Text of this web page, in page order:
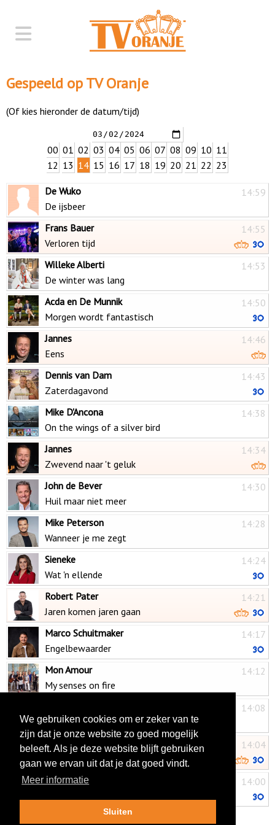
Gespeeld op TV Oranje
(Of kies hieronder de datum/tijd)
00 01 02 03 04 05 06 07 08 09 10 11
12 13 14 15 16 17 18 19 20 21 22 23
14:59
De Wuko
De ijsbeer
14:55
Frans Bauer
Verloren tijd
14:53
Willeke Alberti
De winter was lang
14:50
Acda en De Munnik
Morgen wordt fantastisch
14:46
Jannes
Eens
14:43
Dennis van Dam
Zaterdagavond
14:38
Mike D'Ancona
On the wings of a silver bird
14:34
Jannes
Zwevend naar 't geluk
14:30
John de Bever
Huil maar niet meer
14:28
Mike Peterson
Wanneer je me zegt
14:24
Sieneke
Wat 'n ellende
14:21
Robert Pater
Jaren komen jaren gaan
14:17
Marco Schuitmaker
Engelbewaarder
14:12
Mon Amour
My senses on fire
14:08
't Kleine café aan de haven
14:04
Sander Kwarten
Laat me
14:00
Peter Beense
We gebruiken cookies om er zeker van te
zijn dat je onze website zo goed mogelijk
beleeft. Als je deze website blijft gebruiken
gaan we ervan uit dat je dat goed vindt.
Meer informatie
Sluiten